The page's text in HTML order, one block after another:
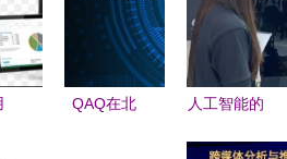
QAQ在北
人工智能的